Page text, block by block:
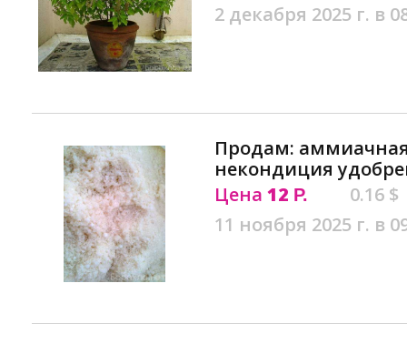
2 декабря 2025 г. в
Продам:
некондиция
Цена 12 Р.
0.16 $
11 ноября 2025 г. в